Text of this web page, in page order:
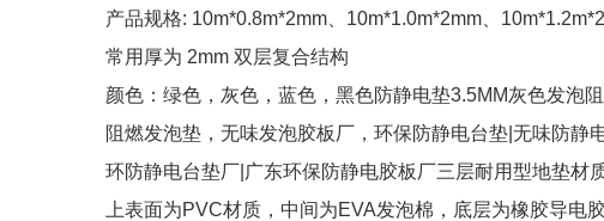
产品规格: 10m*0.8m*2mm、10m*1.0m*2mm、
常用厚为 2mm 双层复合结构
颜色：绿色，灰色，蓝色，黑色防静电垫3.5MM灰色发泡
阻燃发泡垫，无味发泡胶板厂，环保防静电台垫|无味防
环防静电台垫厂|广东环保防静电胶板厂三层耐用型地垫材
上表面为PVC材质，中间为EVA发泡棉，底层为橡胶导